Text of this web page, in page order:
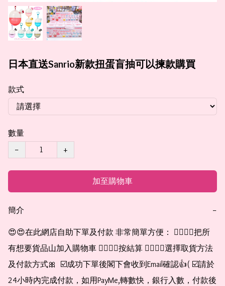
日本直送Sanrio新款扭蛋盲抽可以揀款購買
款式
數量
−
+
加至購物車
簡介 −
😍😍在此網店自助下單及付款 非常簡單方便： 👉🏻👉🏻把所
有想要貨品山加入購物車 👉🏻👉🏻按結算 👉🏻👉🏻選擇取貨方法
及付款方式🎀  ☑️成功下單後閣下會收到Email確認👍( ☑️請於
24小時內完成付款，如用PayMe,轉數快，銀行入數，付款後